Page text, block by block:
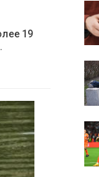
19